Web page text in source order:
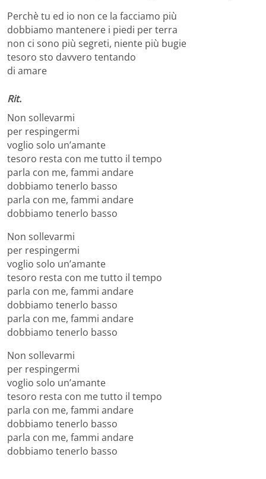
Perchè tu ed io non ce la facciamo più
dobbiamo mantenere i piedi per terra
non ci sono più segreti, niente più bugie
tesoro sto davvero tentando
di amare
Rit.
Non sollevarmi
per respingermi
voglio solo un’amante
tesoro resta con me tutto il tempo
parla con me, fammi andare
dobbiamo tenerlo basso
parla con me, fammi andare
dobbiamo tenerlo basso
Non sollevarmi
per respingermi
voglio solo un’amante
tesoro resta con me tutto il tempo
parla con me, fammi andare
dobbiamo tenerlo basso
parla con me, fammi andare
dobbiamo tenerlo basso
Non sollevarmi
per respingermi
voglio solo un’amante
tesoro resta con me tutto il tempo
parla con me, fammi andare
dobbiamo tenerlo basso
parla con me, fammi andare
dobbiamo tenerlo basso